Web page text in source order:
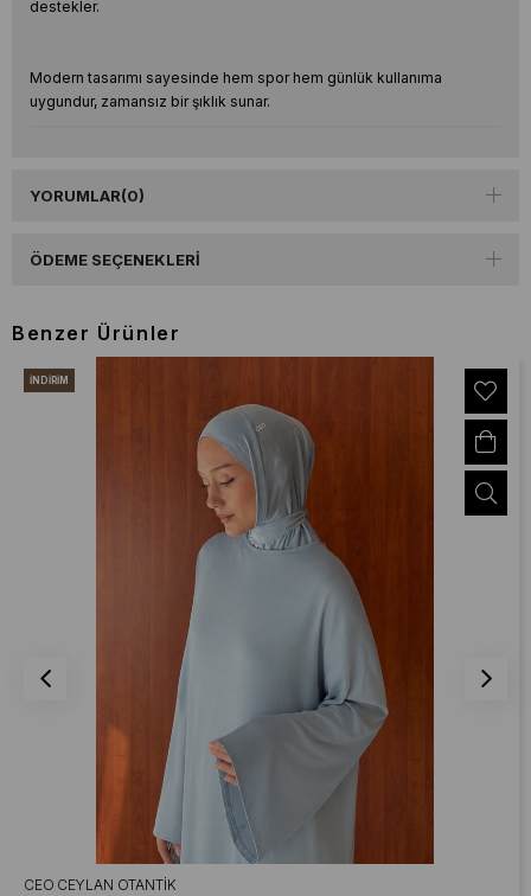
destekler.
Modern tasarımı sayesinde hem spor hem günlük kullanıma
uygundur, zamansız bir şıklık sunar.
YORUMLAR(0)
ÖDEME SEÇENEKLERI
Benzer Ürünler
CEO CEYLAN OTANTIK
İNDIRIM